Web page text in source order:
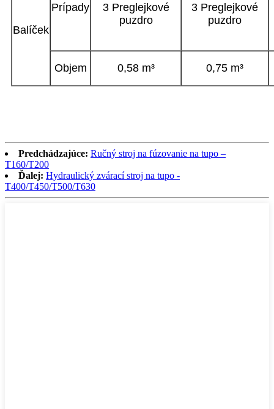
Balíček
Prípady
3 Preglejkové
puzdro
3 Preglejkové
puzdro
Objem 0,58 m³ 0,75 m³
Predchádzajúce: Ručný stroj na fúzovanie na tupo –
T160/T200
Ďalej: Hydraulický zvárací stroj na tupo -
T400/T450/T500/T630